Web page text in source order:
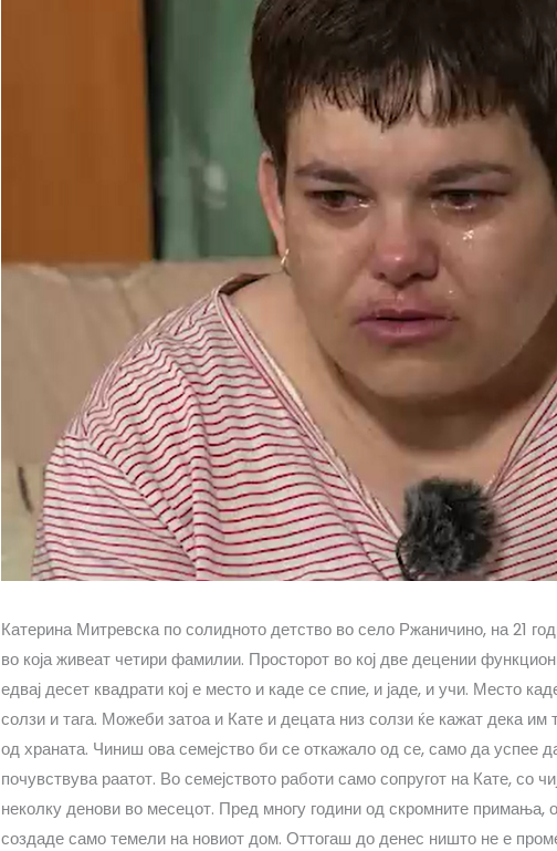
Катерина Митревска по солидното детство во село Ржаничино, на 21
во која живеат четири фамилии. Просторот во кој две децении
едвај десет квадрати кој е место и каде се спие, и јаде, и учи. Место
солзи и тага. Можеби затоа и Кате и децата низ солзи ќе кажат дека им
од храната. Чиниш ова семејство би се откажало од се, само да успее
почувствува раатот. Во семејството работи само сопругот на Кате, со
неколку денови во месецот. Пред многу години од скромните примања,
создаде само темели на новиот дом. Оттогаш до денес ништо не е